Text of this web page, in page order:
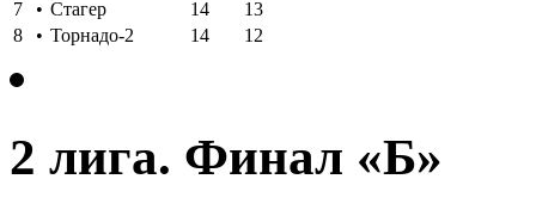
7
• Стагер 14
13
8
• Торнадо-2 14 12
2 лига. Финал «Б»